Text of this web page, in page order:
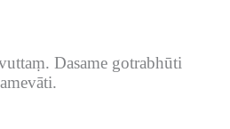
Dasame gotrabhūti